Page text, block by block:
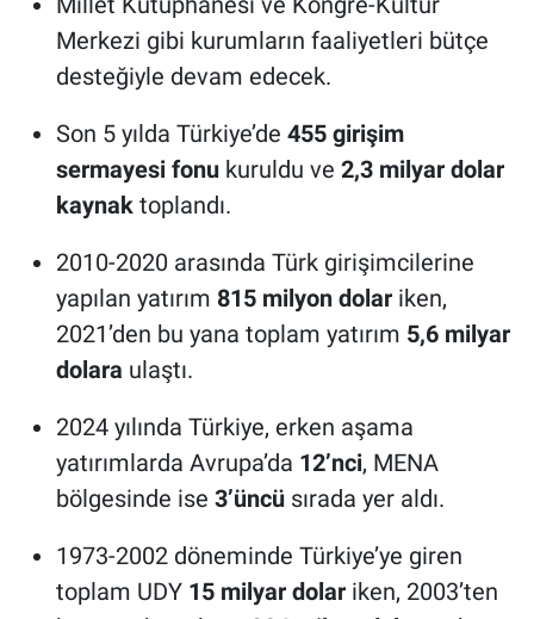
Merkezi gibi kurumların faaliyetleri bütçe
desteğiyle devam edecek.
Son 5 yılda Türkiye’de 455 girişim
sermayesi fonukuruldu ve 2,3 milyar dolar
kaynaktoplandı.
2010-2020 arasında Türk girişimcilerine
yapılan yatırım 815 milyon dolariken,
2021’den bu yana toplam yatırım 5,6 milyar
dolara ulaştı.
2024 yılında Türkiye, erken aşama
yatırımlarda Avrupa’da 12’nci, MENA
bölgesinde ise 3’üncüsırada yer aldı.
1973-2002 döneminde Türkiye’ye giren
toplam UDY 15 milyar dolariken, 2003’ten